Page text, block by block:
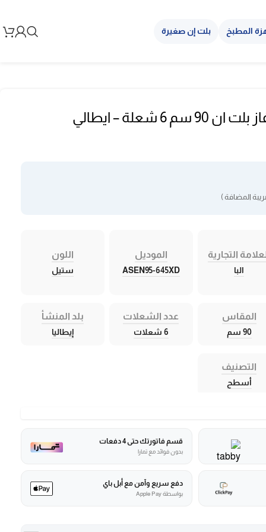
المطبخ بلت إن صغيرة
موقد البا سطحي غاز بلت ان 90 سم 6 شعلة – ايطالي
المضافة )
التجارية
البا
الموديل
ASEN95-645XD
اللون
ستيل
المقاس
90 سم
عدد الشعلات
6 شعلات
بلد المنشأ
إيطاليا
التصنيف
أسطح
قسم فاتورتك حتى 4 دفعات
بدون فوائد مع تمارا
دفع سريع وآمن مع أبل باي
بواسطة Apple Pay